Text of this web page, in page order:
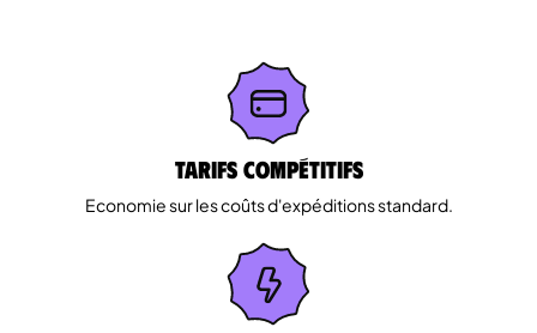
Tarifs Compétitifs
Economie sur les coûts d'expéditions standard.